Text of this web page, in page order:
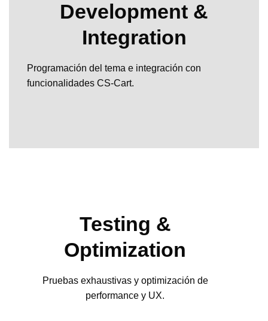
Development &
Integration
Programación del tema e integración con
funcionalidades CS-Cart.
Testing &
Optimization
Pruebas exhaustivas y optimización de
performance y UX.